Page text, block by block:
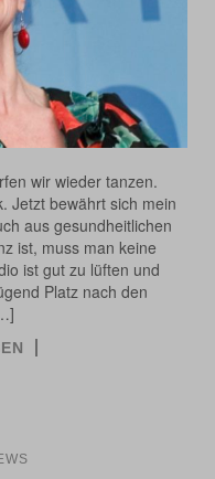
wir wieder tanzen.
Jetzt bewährt sich mein
aus gesundheitlichen
ist, muss man keine
ist gut zu lüften und
Platz nach den